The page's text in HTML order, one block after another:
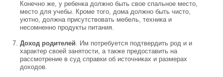
Конечно же, у ребенка должно быть свое спальное место,
место для учебы. Кроме того, дома должно быть чисто,
уютно, должна присутствовать мебель, техника и
несомненно продукты питания.
Доход родителей. Им потребуется подтвердить род и и
характер своей занятости, а также предоставить на
рассмотрение в суд справки об источниках и размерах
доходов.